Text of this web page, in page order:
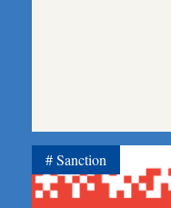
Sanction